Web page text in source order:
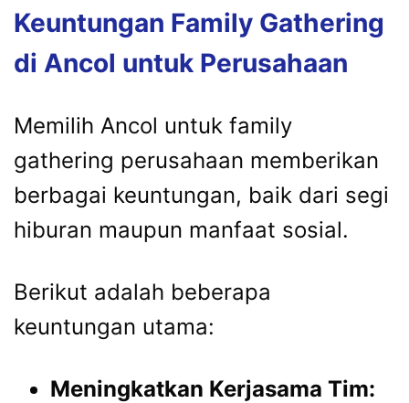
Keuntungan Family Gathering
di Ancol untuk Perusahaan
Memilih Ancol untuk family
gathering perusahaan memberikan
berbagai keuntungan, baik dari segi
hiburan maupun manfaat sosial.
Berikut adalah beberapa
keuntungan utama:
Meningkatkan Kerjasama Tim: